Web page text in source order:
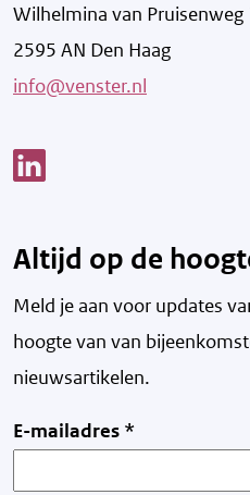
Wilhelmina van Pruisenweg
2595 AN Den Haag
info@venster.nl
Altijd op de
Meld je aan voor updates
hoogte van van
nieuwsartikelen.
E-mailadres *